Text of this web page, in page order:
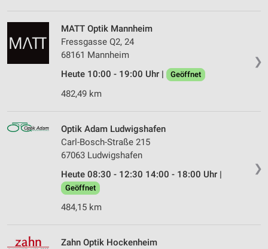
❯
MATT Optik Mannheim
Fressgasse Q2, 24
68161 Mannheim
Heute 10:00 - 19:00 Uhr |
Geöffnet
482,49 km
❯
Optik Adam Ludwigshafen
Carl-Bosch-Straße 215
67063 Ludwigshafen
Heute 08:30 - 12:30 14:00 - 18:00 Uhr |
Geöffnet
484,15 km
Zahn Optik Hockenheim